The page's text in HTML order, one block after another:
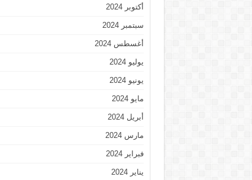
أكتوبر 2024
سبتمبر 2024
أغسطس 2024
يوليو 2024
يونيو 2024
مايو 2024
أبريل 2024
مارس 2024
فبراير 2024
يناير 2024